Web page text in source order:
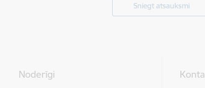
Sniegt atsauksmi
Noderīgi